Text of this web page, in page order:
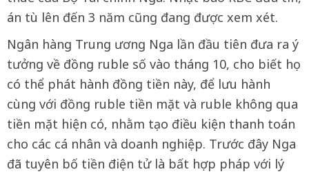
án tù lên đến 3 năm cũng đang được xem xét.
Ngân hàng Trung ương Nga lần đầu tiên đưa ra ý
tưởng về đồng ruble số vào tháng 10, cho biết họ
có thể phát hành đồng tiền này, để lưu hành
cùng với đồng ruble tiền mặt và ruble không qua
tiền mặt hiện có, nhằm tạo điều kiện thanh toán
cho các cá nhân và doanh nghiệp. Trước đây Nga
đã tuyên bố tiền điện tử là bất hợp pháp với lý